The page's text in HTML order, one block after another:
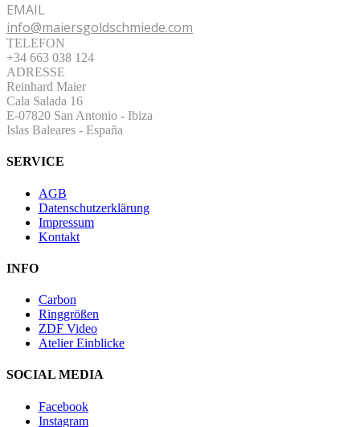
EMAIL
info@maiersgoldschmiede.com
TELEFON
+34 663 038 124
ADRESSE
Reinhard Maier
Cala Salada 16
E-07820 San Antonio - Ibiza
Islas Baleares - España
SERVICE
AGB
Datenschutzerklärung
Impressum
Kontakt
INFO
Carbon
Ringgrößen
ZDF Video
Atelier Einblicke
SOCIAL MEDIA
Facebook
Instagram